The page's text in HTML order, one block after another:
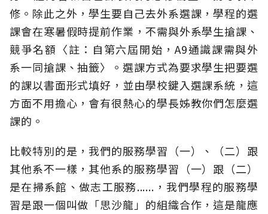
修。除此之外，學生要自己去外系選課，學程的選
課會在寒暑假時提前作業，不需與外系學生搶課、
競爭名額〈註：自第六屆開始，A9通識課需與外
系一同搶課、抽籤〉。選課方式為要求學生把要選
的課以書面形式填好，並由學校鍵入選課系統，這
方面不用擔心，會有很熱心的學長姊教你們怎麼選
課的。
比較特別的是，我們的服務學習（一）、（二）跟
其他系不一樣，其他系的服務學習（一）跟（二）
是在掃系館、做志工服務......，我們學程的服務學
習是跟一個叫做「思沙龍」的組織合作，這是龍應